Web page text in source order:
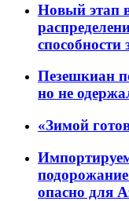
Новый этап
Пезешкиан
но не
«Зимой
опасно для